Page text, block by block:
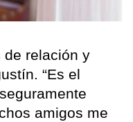
de relación y
“Es el
amigos me